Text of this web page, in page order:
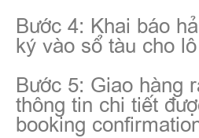
Bước 4: Khai báo
ký vào sổ tàu cho
Bước 5: Giao hàng
thông tin chi tiết
booking